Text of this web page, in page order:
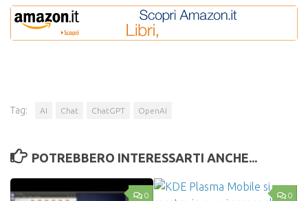
Tag: AI Chat ChatGPT OpenAI
POTREBBERO INTERESSARTI ANCHE...
0 0